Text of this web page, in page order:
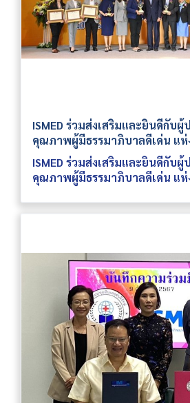
ISMED ร่วมส่งเสริมและยินดีกับผู้
คุณภาพผู้มีธรรมาภิบาลดีเด่น แห่
ISMED ร่วมส่งเสริมและยินดีกับผู้
คุณภาพผู้มีธรรมาภิบาลดีเด่น แห่